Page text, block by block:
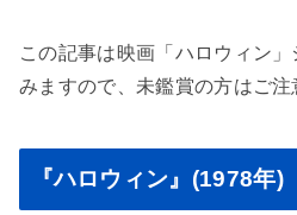
この記事は映画「ハロウィン
みますので、未鑑賞の方はご注
『ハロウィン』(1978年)